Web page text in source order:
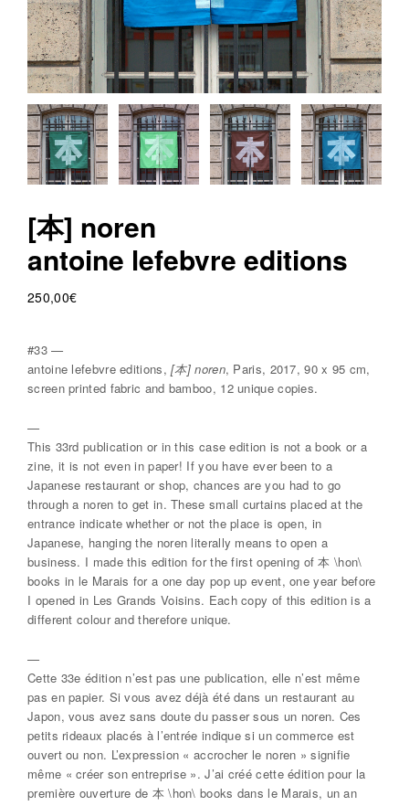
v
r
e
e
d
i
t
o
n
s
[本] noren
antoine lefebvre editions
250,00€
#33 —
antoine lefebvre editions,[本] noren, Paris, 2017, 90 x 95 cm,
screen printed fabric and bamboo, 12 unique copies.
—
This 33rd publication or in this case edition is not a book or a
zine, it is not even in paper! If you have ever been to a
Japanese restaurant or shop, chances are you had to go
through a noren to get in. These small curtains placed at the
entrance indicate whether or not the place is open, in
Japanese, hanging the noren literally means to open a
business. I made this edition for the first opening of 本 \hon\
books in le Marais for a one day pop up event, one year before
I opened in Les Grands Voisins. Each copy of this edition is a
different colour and therefore unique.
—
Cette 33e édition n’est pas une publication, elle n’est même
pas en papier. Si vous avez déjà été dans un restaurant au
Japon, vous avez sans doute du passer sous un noren. Ces
petits rideaux placés à l’entrée indique si un commerce est
ouvert ou non. L’expression « accrocher le noren » signifie
même « créer son entreprise ». J’ai créé cette édition pour la
première ouverture de 本 \hon\ books dans le Marais, un an